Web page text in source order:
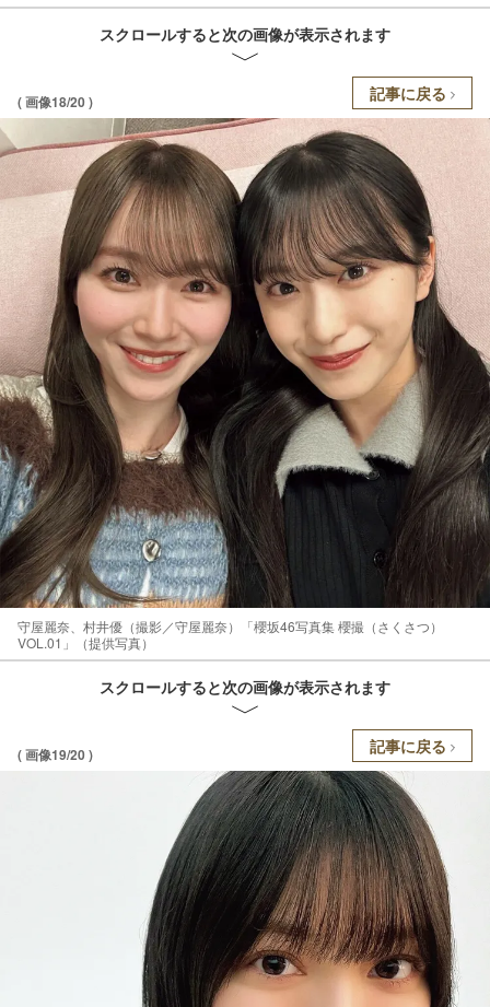
スクロールすると次の画像が表示されます
( 画像18/20 ) 記事に戻る
守屋麗奈、村井優（撮影／守屋麗奈）「櫻坂46写真集 櫻撮（さくさつ）
VOL.01」（提供写真）
スクロールすると次の画像が表示されます
( 画像19/20 ) 記事に戻る